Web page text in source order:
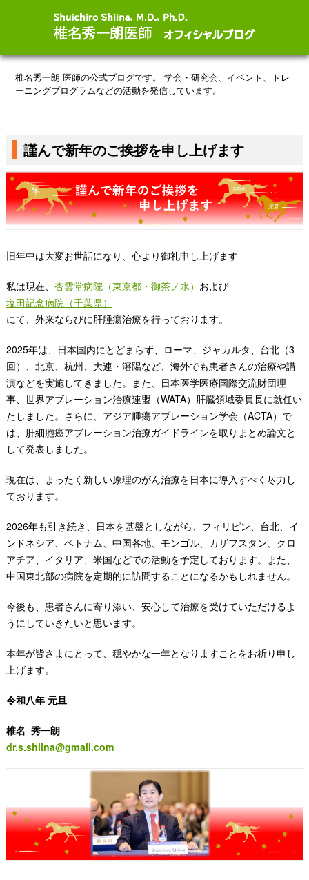
椎名秀一朗 医師の公式ブログです。
学会・研究会、イベント、トレ
ーニングプログラムなどの活動を発信しています。
謹んで新年のご挨拶を申し上げます
旧年中は大変お世話になり、心より御礼申し上げます
私は現在、 杏雲堂病院（東京都・御茶ノ水） および
塩田記念病院（千葉県）
にて、外来ならびに肝腫瘍治療を行っております。
2025年は、日本国内にとどまらず、ローマ、ジャカルタ、台北（3
回）、北京、杭州、大連・瀋陽など、海外でも患者さんの治療や講
演などを実施してきました。また、日本医学医療国際交流財団理
事、世界アブレーション治療連盟（WATA）肝臓領域委員長に就任い
たしました。さらに、アジア腫瘍アブレーション学会（ACTA）で
は、肝細胞癌アブレーション治療ガイドラインを取りまとめ論文と
して発表しました。
現在は、まったく新しい原理のがん治療を日本に導入すべく尽力し
ております。
2026年も引き続き、日本を基盤としながら、フィリピン、台北、イ
ンドネシア、ベトナム、中国各地、モンゴル、カザフスタン、クロ
アチア、イタリア、米国などでの活動を予定しております。また、
中国東北部の病院を定期的に訪問することになるかもしれません。
今後も、患者さんに寄り添い、安心して治療を受けていただけるよ
うにしていきたいと思います。
本年が皆さまにとって、穏やかな一年となりますことをお祈り申し
上げます。
令和八年 元旦
椎名 秀一朗
dr.s.shiina@gmail.com